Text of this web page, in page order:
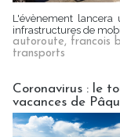
L'évènement
infrastructures de
autoroute, francois
transports
Coronavirus : le
vacances de